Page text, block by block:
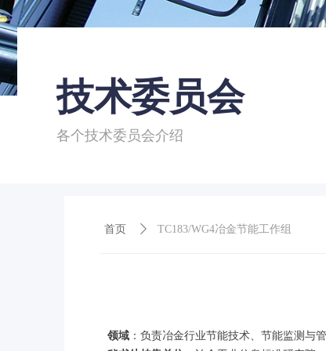
技术委员会
各个技术委员会介绍
首页 ꄲ TC183/WG4冶金节能工作组
领域 ：负责冶金行业节能技术、节能监测与
首页